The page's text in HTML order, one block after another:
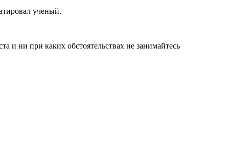
ученый.
и ни при каких обстоятельствах не занимайтесь